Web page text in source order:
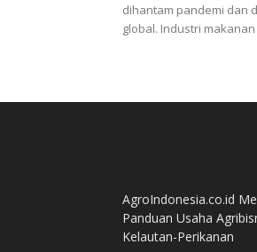
dihantam pandemi dan
global. Industri
AgroIndonesia.co.id
Panduan Usaha
Kelautan-Perikanan